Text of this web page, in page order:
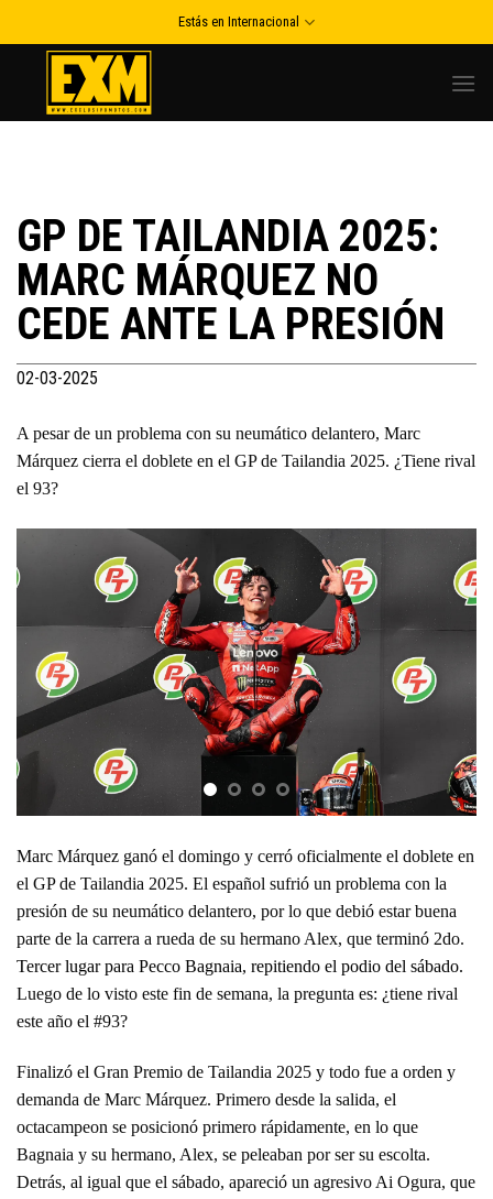
to
Estás en Internacional
GP DE TAILANDIA 2025:
MARC MÁRQUEZ NO
CEDE ANTE LA PRESIÓN
02-03-2025
A pesar de un problema con su neumático delantero, Marc
Márquez cierra el doblete en el GP de Tailandia 2025. ¿Tiene rival
el 93?
Marc Márquez ganó el domingo y cerró oficialmente el doblete en
el GP de Tailandia 2025. El español sufrió un problema con la
presión de su neumático delantero, por lo que debió estar buena
parte de la carrera a rueda de su hermano Alex, que terminó 2do.
Tercer lugar para Pecco Bagnaia, repitiendo el podio del sábado.
Luego de lo visto este fin de semana, la pregunta es: ¿tiene rival
este año el #93?
Finalizó el Gran Premio de Tailandia 2025 y todo fue a orden y
demanda de Marc Márquez. Primero desde la salida, el
octacampeon se posicionó primero rápidamente, en lo que
Bagnaia y su hermano, Alex, se peleaban por ser su escolta.
Detrás, al igual que el sábado, apareció un agresivo Ai Ogura, que